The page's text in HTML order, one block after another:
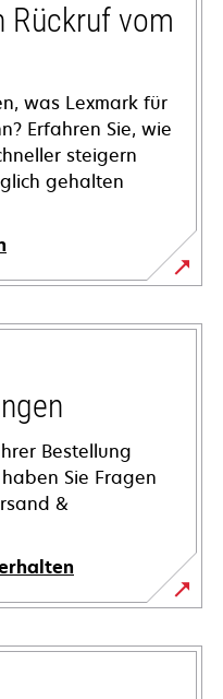
Rückruf vom
was Lexmark für
Erfahren Sie, wie
steigern
gehalten
Bestellung
Sie Fragen
&